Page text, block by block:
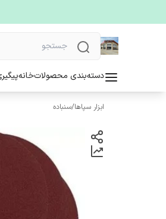
دسته‌بندی محصولاتخانه
ابزار سپاها/سنباده